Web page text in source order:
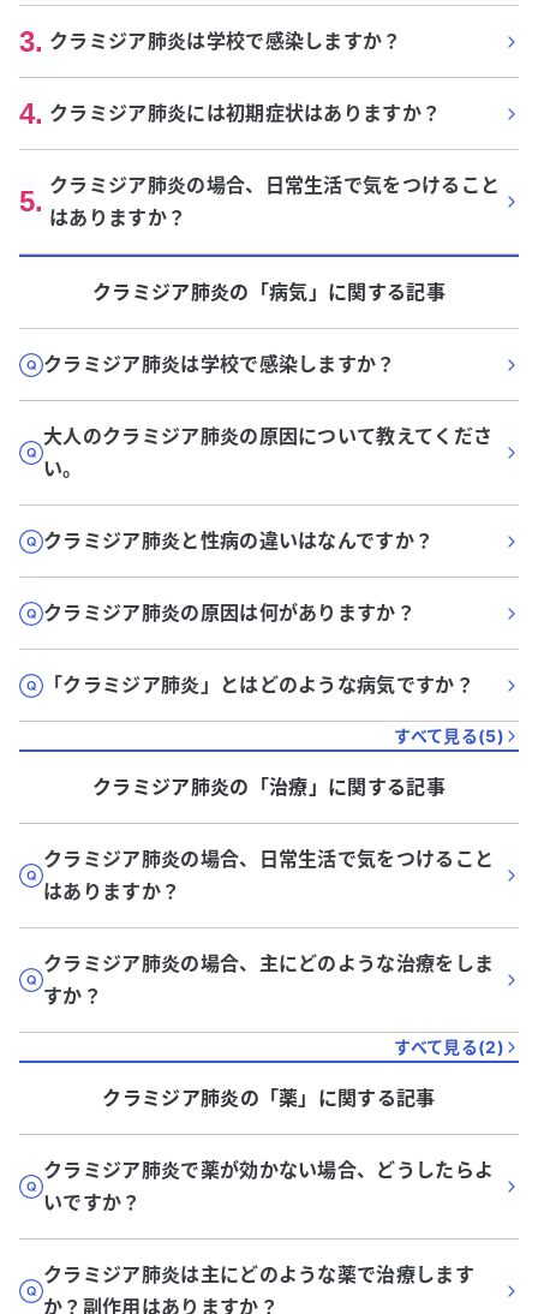
3. クラミジア肺炎は学校で感染しますか？
4. クラミジア肺炎には初期症状はありますか？
5. クラミジア肺炎の場合、日常生活で気をつけること
はありますか？
クラミジア肺炎の「病気 」に関する記事
クラミジア肺炎は学校で感染しますか？
大人のクラミジア肺炎の原因について教えてくださ
い。
クラミジア肺炎と性病の違いはなんですか？
クラミジア肺炎の原因は何がありますか？
「クラミジア肺炎」とはどのような病気ですか？
すべて見る(5)
クラミジア肺炎の「治療 」に関する記事
クラミジア肺炎の場合、日常生活で気をつけること
はありますか？
クラミジア肺炎の場合、主にどのような治療をしま
すか？
すべて見る(2)
クラミジア肺炎の「薬」に関する記事
クラミジア肺炎で薬が効かない場合、どうしたらよ
いですか？
クラミジア肺炎は主にどのような薬で治療します
か？副作用はありますか？